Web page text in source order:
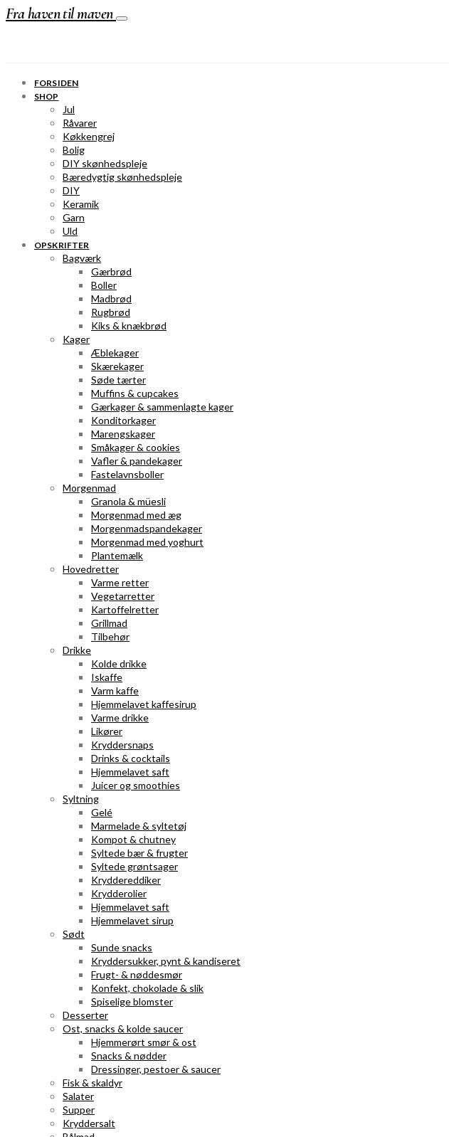
Fra haven til maven
FORSIDEN
SHOP
Jul
Råvarer
Køkkengrej
Bolig
DIY skønhedspleje
Bæredygtig skønhedspleje
DIY
Keramik
Garn
Uld
OPSKRIFTER
Bagværk
Gærbrød
Boller
Madbrød
Rugbrød
Kiks & knækbrød
Kager
Æblekager
Skærekager
Søde tærter
Muffins & cupcakes
Gærkager & sammenlagte kager
Konditorkager
Marengskager
Småkager & cookies
Vafler & pandekager
Fastelavnsboller
Morgenmad
Granola & müesli
Morgenmad med æg
Morgenmadspandekager
Morgenmad med yoghurt
Plantemælk
Hovedretter
Varme retter
Vegetarretter
Kartoffelretter
Grillmad
Tilbehør
Drikke
Kolde drikke
Iskaffe
Varm kaffe
Hjemmelavet kaffesirup
Varme drikke
Likører
Kryddersnaps
Drinks & cocktails
Hjemmelavet saft
Juicer og smoothies
Syltning
Gelé
Marmelade & syltetøj
Kompot & chutney
Syltede bær & frugter
Syltede grøntsager
Kryddereddiker
Krydderolier
Hjemmelavet saft
Hjemmelavet sirup
Sødt
Sunde snacks
Kryddersukker, pynt & kandiseret
Frugt- & nøddesmør
Konfekt, chokolade & slik
Spiselige blomster
Desserter
Ost, snacks & kolde saucer
Hjemmerørt smør & ost
Snacks & nødder
Dressinger, pestoer & saucer
Fisk & skaldyr
Salater
Supper
Kryddersalt